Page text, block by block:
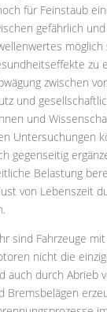
für Feinstaub
gefährlich
zu
zwischen
und
und
Untersuchungen
gegenseitig
Belastung
von Lebenszeit
sind Fahrzeuge mit
nicht die
auch durch Abrieb
Bremsbelägen